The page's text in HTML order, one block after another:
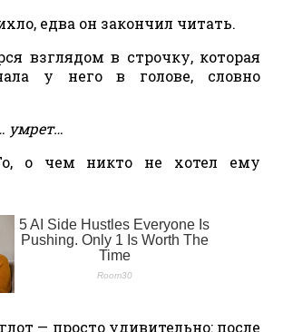
едва он закончил читать.
взглядом в строчку, которая
у него в голове, словно
умрет…
о чем никто не хотел ему
— просто удивительно: после